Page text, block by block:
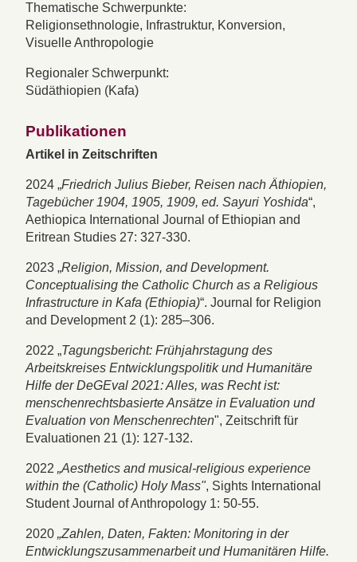
Thematische Schwerpunkte:
Religionsethnologie, Infrastruktur, Konversion,
Visuelle Anthropologie
Regionaler Schwerpunkt:
Südäthiopien (Kafa)
Publikationen
Artikel in Zeitschriften
2024 „Friedrich Julius Bieber, Reisen nach Äthiopien,
Tagebücher 1904, 1905, 1909, ed. Sayuri Yoshida“,
Aethiopica International Journal of Ethiopian and
Eritrean Studies 27: 327-330.
2023 „Religion, Mission, and Development.
Conceptualising the Catholic Church as a Religious
Infrastructure in Kafa (Ethiopia)“. Journal for Religion
and Development 2 (1): 285–306.
2022 „Tagungsbericht: Frühjahrstagung des
Arbeitskreises Entwicklungspolitik und Humanitäre
Hilfe der DeGEval 2021: Alles, was Recht ist:
menschenrechtsbasierte Ansätze in Evaluation und
Evaluation von Menschenrechten", Zeitschrift für
Evaluationen 21 (1): 127-132.
2022 „Aesthetics and musical-religious experience
within the (Catholic) Holy Mass", Sights International
Student Journal of Anthropology 1: 50-55.
2020 „Zahlen, Daten, Fakten: Monitoring in der
Entwicklungszusammenarbeit und Humanitären Hilfe.